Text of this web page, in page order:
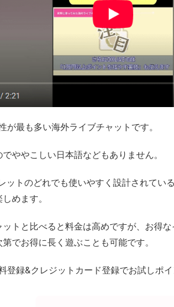
が最も多い海外ライブチャットです。
ややこしい日本語などもありません。
ットのどれでも使いやすく設計されてい
めます。
トと比べると料金は高めですが、お得
でお得に長く遊ぶことも可能です。
登録&クレジットカード登録でお試しポイ